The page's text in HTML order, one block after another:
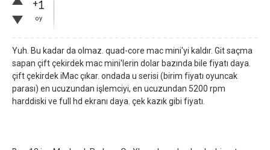
+1
oy
Yuh. Bu kadar da olmaz. quad-core mac mini'yi kaldır. Git saçma
sapan çift çekirdek mac mini'lerin dolar bazında bile fiyatı daya.
çift çekirdek iMac çıkar. ondada u serisi (birim fiyatı oyuncak
parası) en ucuzundan işlemciyi, en ucuzundan 5200 rpm
harddiski ve full hd ekranı daya. çek kazık gibi fiyatı.